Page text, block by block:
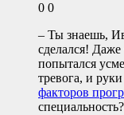
0 0
– Ты знаешь,
сделался!
попытался
тревога, и
факторов